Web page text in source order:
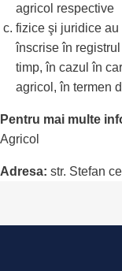
agricol respective
fizice şi juridice
înscrise în
timp, în cazul în
agricol, în termen
Pentru mai multe
Agricol
Adresa: str. Stefan